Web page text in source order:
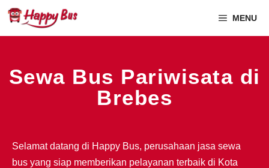
MENU
Sewa Bus Pariwisata di
Brebes
Selamat datang di Happy Bus, perusahaan jasa sewa
bus yang siap memberikan pelayanan terbaik di Kota